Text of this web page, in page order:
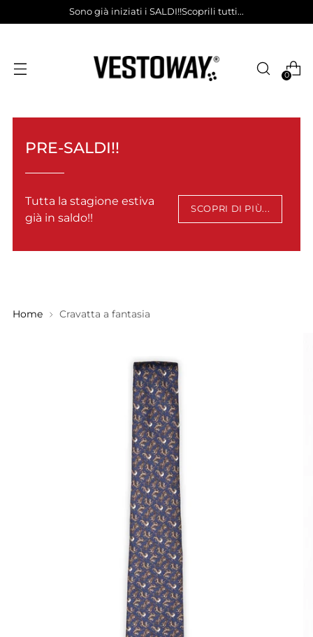
Sono già iniziati i SALDI!!Scoprili tutti...
0
PRE-SALDI!!
Tutta la stagione estiva
già in saldo!!
SCOPRI DI PIÙ...
Home Cravatta a fantasia